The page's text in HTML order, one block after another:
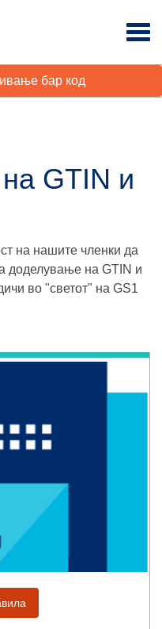
бар код
GTIN и
на нашите членки да
доделување на GTIN и
во "светот" нa GS1